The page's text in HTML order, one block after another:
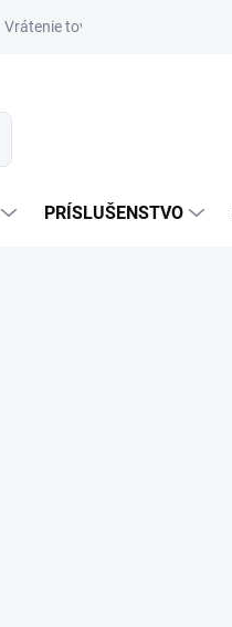
Vrátenie tovaru
PRÍSLUŠENSTVO